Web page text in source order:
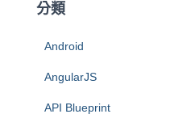
分類
Android
AngularJS
API Blueprint